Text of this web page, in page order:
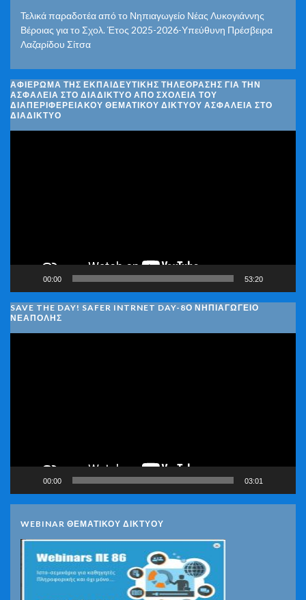
Τελικά παραδοτέα από το Νηπιαγωγείο Νέας Λυκογιάννης
Βέροιας για το Σχολ. Έτος 2025-2026-Υπεύθυνη Πρέσβειρα
Λαζαρίδου Σίτσα
ΑΦΙΈΡΩΜΑ ΤΗΣ ΕΚΠΑΙΔΕΥΤΙΚΉΣ ΤΗΛΕΌΡΑΣΗΣ ΓΙΑ ΤΗΝ
ΑΣΦΆΛΕΙΑ ΣΤΟ ΔΙΑΔΊΚΤΥΟ ΑΠΌ ΣΧΟΛΕΊΑ ΤΟΥ
ΔΙΑΠΕΡΙΦΕΡΕΙΑΚΟΎ ΘΕΜΑΤΙΚΟΎ ΔΙΚΤΎΟΥ ΑΣΦΆΛΕΙΑ ΣΤΟ
ΔΙΑΔΊΚΤΥΟ
00:00 53:20
SAVE THE DAY! SAFER INTRNET DAY-8Ο ΝΗΠΙΑΓΩΓΕΙΟ
ΝΕΑΠΟΛΗΣ
00:00 03:01
WEBINAR ΘΕΜΑΤΙΚΟΥ ΔΙΚΤΥΟΥ